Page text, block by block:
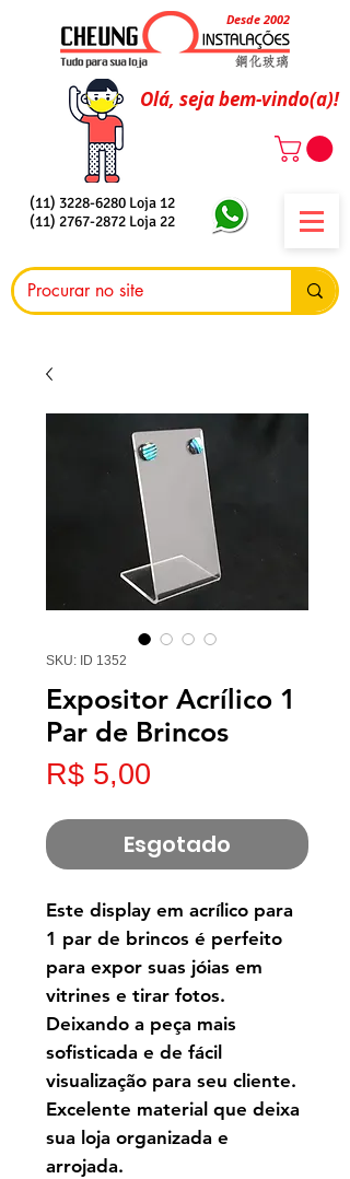
Desde 2002
Olá, seja bem-vindo(a)!
(11) 3228-6280 Loja 12
(11) 2767-2872 Loja 22
SKU: ID 1352
Expositor Acrílico 1
Par de Brincos
R$ 5,00
Esgotado
Este display em acrílico para
1 par de brincos é perfeito
para expor suas jóias em
vitrines e tirar fotos.
Deixando a peça mais
sofisticada e de fácil
visualização para seu cliente.
Excelente material que deixa
sua loja organizada e
arrojada.